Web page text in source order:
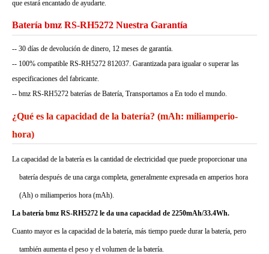
que estará encantado de ayudarte.
Batería bmz RS-RH5272 Nuestra Garantía
-- 30 días de devolución de dinero, 12 meses de garantía.
-- 100% compatible RS-RH5272 812037. Garantizada para igualar o superar las
especificaciones del fabricante.
-- bmz RS-RH5272 baterías de Batería, Transportamos a En todo el mundo.
¿Qué es la capacidad de la batería? (mAh: miliamperio-
hora)
La capacidad de la batería es la cantidad de electricidad que puede proporcionar una
batería después de una carga completa, generalmente expresada en amperios hora
(Ah) o miliamperios hora (mAh).
La batería bmz RS-RH5272 le da una capacidad de 2250mAh/33.4Wh.
Cuanto mayor es la capacidad de la batería, más tiempo puede durar la batería, pero
también aumenta el peso y el volumen de la batería.